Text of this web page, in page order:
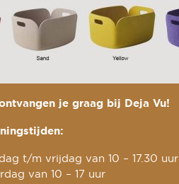
je graag bij Deja Vu!
t/m vrijdag van 10 – 17.30 uur
van 10 – 17 uur